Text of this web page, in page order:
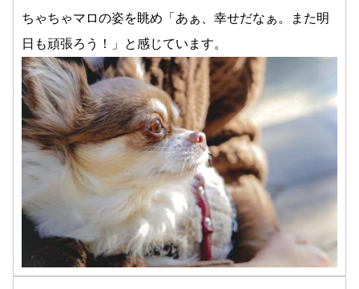
ちゃちゃマロの姿を眺め「あぁ、幸せだなぁ。また明
日も頑張ろう！」と感じています。